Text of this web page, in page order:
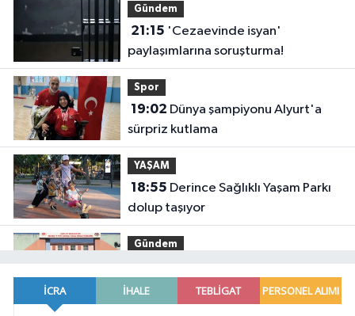
Gündem
21:15
paylaşımlarına soruşturma!
Spor
19:02
sürpriz kutlama
YAŞAM
18:55
dolup taşıyor
Gündem
haftada 184 olaya müdahale... 17
aranan kişi yakalandı